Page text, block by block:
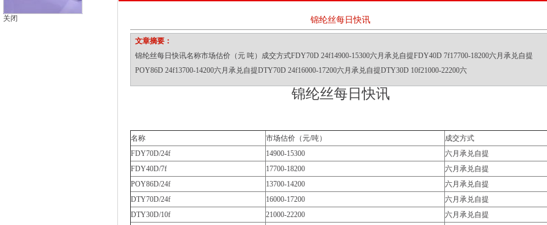
锦纶丝每日快讯
文章摘要：
锦纶丝每日快讯名称市场估价（元 吨）成交方式FDY70D 24f14900-15300六月承兑自提FDY40D 7f17700-18200六月承兑自提
POY86D 24f13700-14200六月承兑自提DTY70D 24f16000-17200六月承兑自提DTY30D 10f21000-22200六
锦纶丝每日快讯
名称 市场估价（元/吨）
成交方式
FDY70D/24f
14900-15300
六月承兑自提
FDY40D/7f
17700-18200
六月承兑自提
POY86D/24f
13700-14200
六月承兑自提
DTY70D/24f
16000-17200
六月承兑自提
DTY30D/10f
21000-22200
六月承兑自提
墨烯终端应用技术大会”
关闭